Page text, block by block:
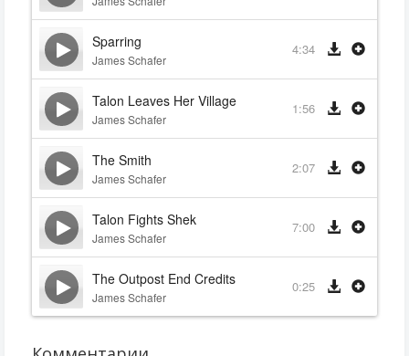
Sparring
James Schafer
4:34
Talon Leaves Her Village
James Schafer
1:56
The Smith
James Schafer
2:07
Talon Fights Shek
James Schafer
7:00
The Outpost End Credits
James Schafer
0:25